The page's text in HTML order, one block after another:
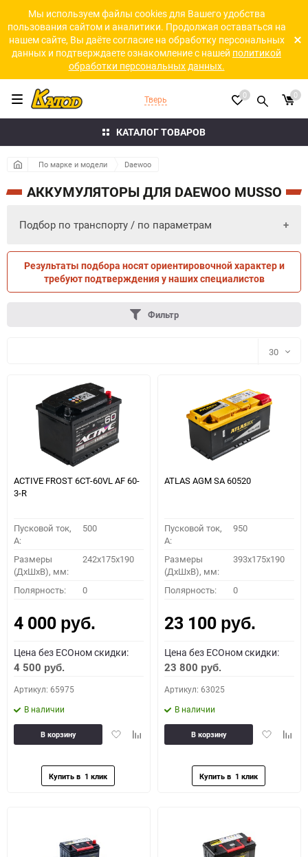
Мы используем файлы cookies для Вашего удобства
пользования сайтом и аналитики. Продолжая оставаться на
нашем сайте, Вы даёте согласие на обработку персональных
данных и подтверждаете ознакомление с нашей политикой
обработки персональных данных.
КАТАЛОГ ТОВАРОВ
Тверь 0 0
По марке и модели Daewoo
АККУМУЛЯТОРЫ ДЛЯ DAEWOO MUSSO
Подбор по транспорту / по параметрам
ПО ТРАНСПОРТУ ПО ПАРАМЕТРАМ
ПОДОБРАТЬ
Как определить полярность?
0 - обратная 1 - прямая 3 - обратная 4 - прямая
Результаты подбора носят ориентировочной характер и
требуют подтверждения у наших специалистов
Фильтр
30
30
60
ACTIVE FROST 6СТ-60VL АF 60-
3-R
Пусковой ток,
A:
500
Размеры
(ДхШхВ), мм:
242x175x190
Полярность: 0
4 000 руб.
Цена без ECOном скидки:
4 500 руб.
Артикул: 65975
В наличии
ДобавитьДобавить
В корзину
ATLAS AGM SA 60520
Пусковой ток,
A:
950
Размеры
(ДхШхВ), мм:
393x175x190
Полярность: 0
23 100 руб.
Цена без ECOном скидки:
23 800 руб.
Артикул: 63025
В наличии
Добавить
В корзину